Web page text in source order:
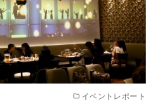
イベントレポート